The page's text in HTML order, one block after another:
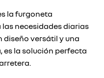
la furgoneta
necesidades diarias
diseño versátil y una
la solución perfecta